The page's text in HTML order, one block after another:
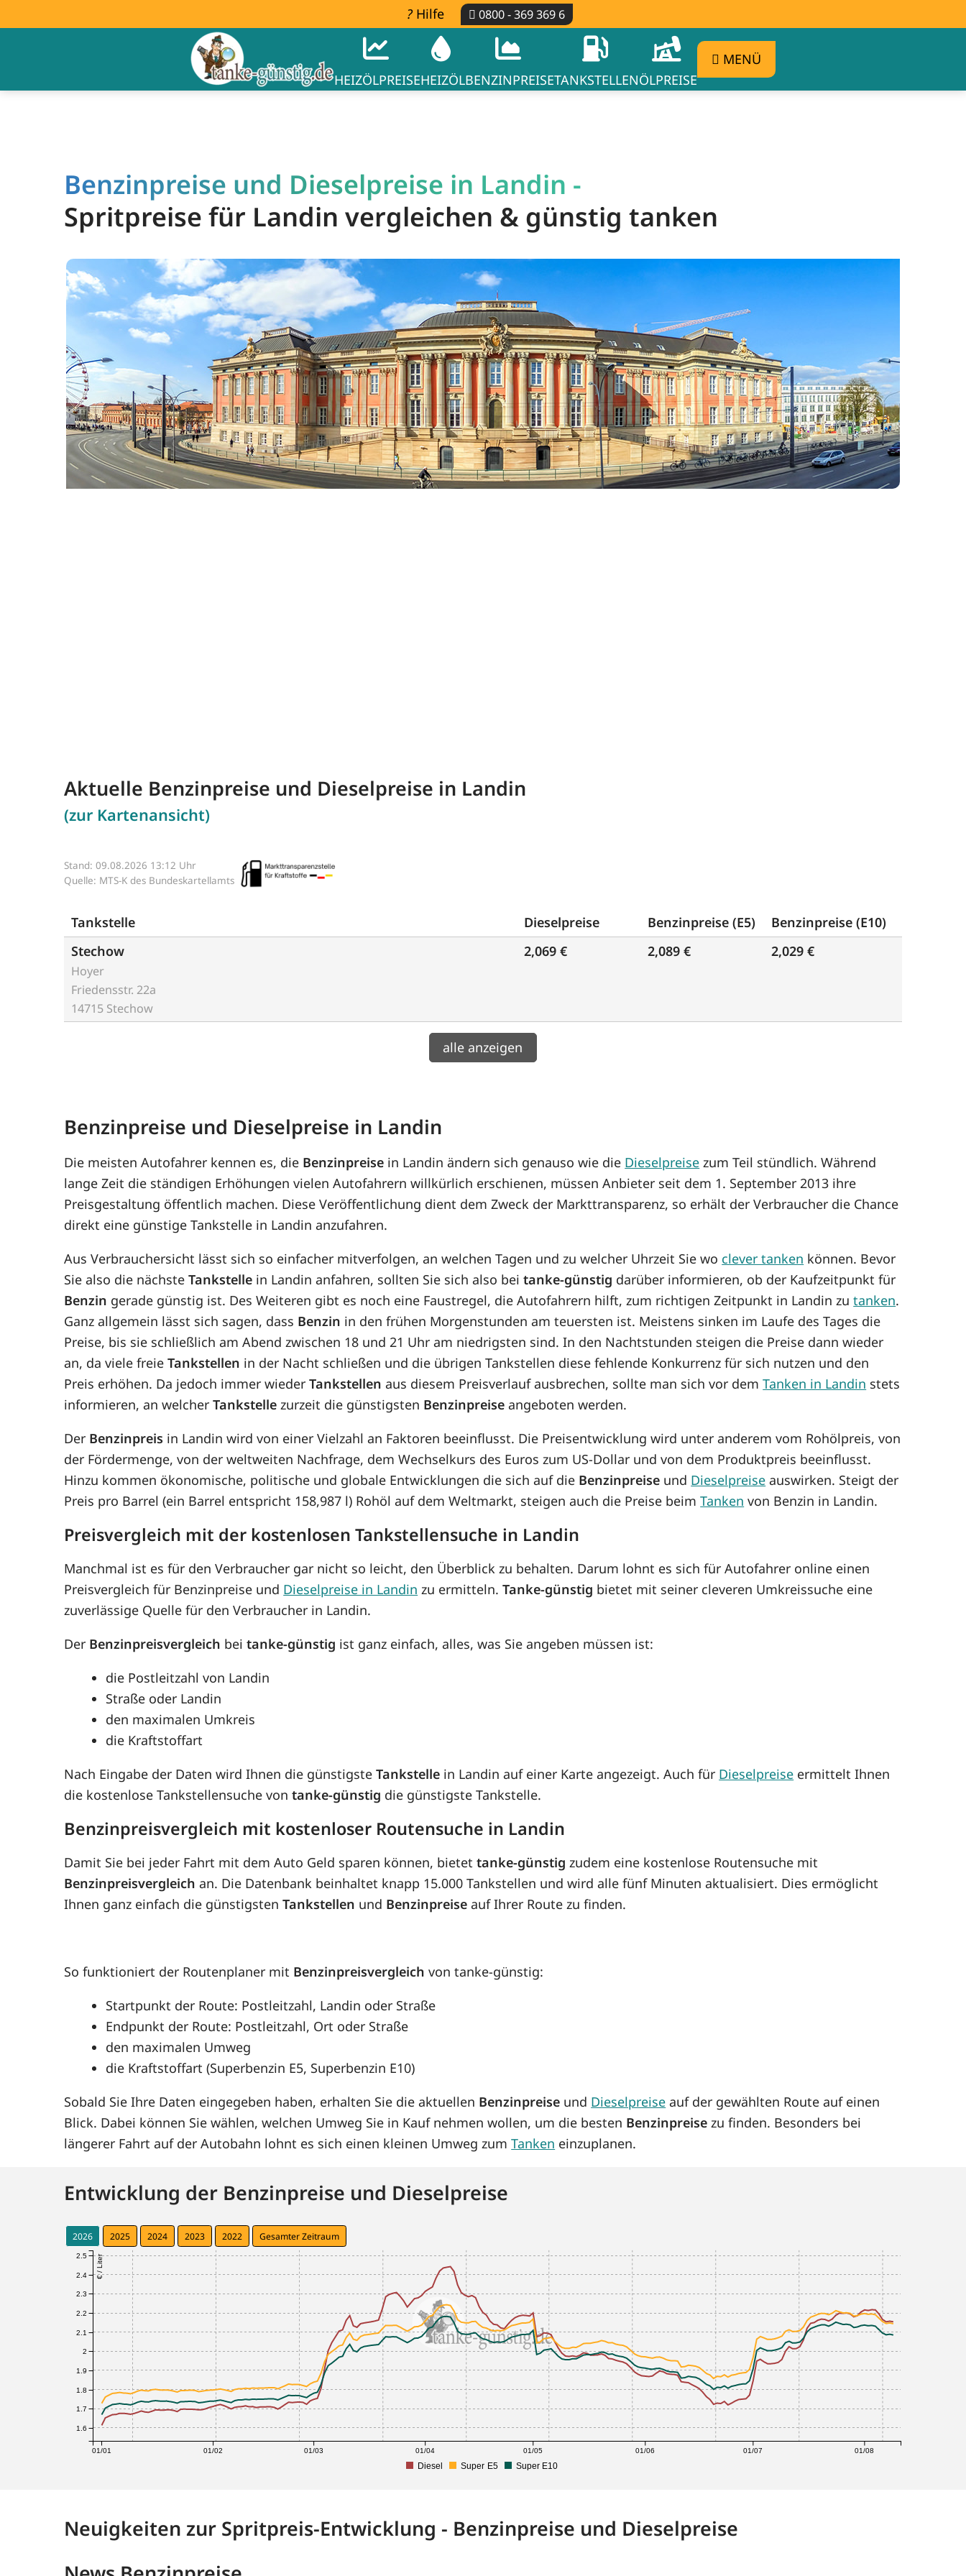
Hilfe 0800 - 369 369 6
HEIZÖLPREISEHEIZÖLBENZINPREISETANKSTELLENÖLPREISE
MENÜ
Benzinpreise und Dieselpreise in Landin -
Spritpreise für Landin vergleichen & günstig tanken
Aktuelle Benzinpreise und Dieselpreise in Landin
(zur Kartenansicht)
Stand: 09.08.2026 13:12 Uhr
Quelle: MTS-K des Bundeskartellamts
Tankstelle Dieselpreise Benzinpreise (E5)
Benzinpreise (E10)
Stechow
Hoyer
Friedensstr. 22a
14715 Stechow
2,069 € 2,089 € 2,029 €
alle anzeigen
Benzinpreise und Dieselpreise in Landin
Die meisten Autofahrer kennen es, die Benzinpreise in Landin ändern sich genauso wie die Dieselpreise zum Teil stündlich. Während
lange Zeit die ständigen Erhöhungen vielen Autofahrern willkürlich erschienen, müssen Anbieter seit dem 1. September 2013 ihre
Preisgestaltung öffentlich machen. Diese Veröffentlichung dient dem Zweck der Markttransparenz, so erhält der Verbraucher die Chance
direkt eine günstige Tankstelle in Landin anzufahren.
Aus Verbrauchersicht lässt sich so einfacher mitverfolgen, an welchen Tagen und zu welcher Uhrzeit Sie wo clever tanken können. Bevor
Sie also die nächsteTankstelle in Landin anfahren, sollten Sie sich also beitanke-günstig darüber informieren, ob der Kaufzeitpunkt für
Benzin gerade günstig ist. Des Weiteren gibt es noch eine Faustregel, die Autofahrern hilft, zum richtigen Zeitpunkt in Landin zutanken.
Ganz allgemein lässt sich sagen, dass Benzin in den frühen Morgenstunden am teuersten ist. Meistens sinken im Laufe des Tages die
Preise, bis sie schließlich am Abend zwischen 18 und 21 Uhr am niedrigsten sind. In den Nachtstunden steigen die Preise dann wieder
an, da viele freieTankstellen in der Nacht schließen und die übrigen Tankstellen diese fehlende Konkurrenz für sich nutzen und den
Preis erhöhen. Da jedoch immer wiederTankstellen aus diesem Preisverlauf ausbrechen, sollte man sich vor demTanken in Landin stets
informieren, an welcherTankstelle zurzeit die günstigsten Benzinpreise angeboten werden.
Der Benzinpreis in Landin wird von einer Vielzahl an Faktoren beeinflusst. Die Preisentwicklung wird unter anderem vom Rohölpreis, von
der Fördermenge, von der weltweiten Nachfrage, dem Wechselkurs des Euros zum US-Dollar und von dem Produktpreis beeinflusst.
Hinzu kommen ökonomische, politische und globale Entwicklungen die sich auf die Benzinpreise und Dieselpreise auswirken. Steigt der
Preis pro Barrel (ein Barrel entspricht 158,987 l) Rohöl auf dem Weltmarkt, steigen auch die Preise beimTanken von Benzin in Landin.
Preisvergleich mit der kostenlosen Tankstellensuche in Landin
Manchmal ist es für den Verbraucher gar nicht so leicht, den Überblick zu behalten. Darum lohnt es sich für Autofahrer online einen
Preisvergleich für Benzinpreise und Dieselpreise in Landin zu ermitteln.Tanke-günstig bietet mit seiner cleveren Umkreissuche eine
zuverlässige Quelle für den Verbraucher in Landin.
Der Benzinpreisvergleich beitanke-günstig ist ganz einfach, alles, was Sie angeben müssen ist:
die Postleitzahl von Landin
Straße oder Landin
den maximalen Umkreis
die Kraftstoffart
Nach Eingabe der Daten wird Ihnen die günstigsteTankstelle in Landin auf einer Karte angezeigt. Auch für Dieselpreise ermittelt Ihnen
die kostenlose Tankstellensuche vontanke-günstig die günstigste Tankstelle.
Benzinpreisvergleich mit kostenloser Routensuche in Landin
Damit Sie bei jeder Fahrt mit dem Auto Geld sparen können, bietettanke-günstig zudem eine kostenlose Routensuche mit
Benzinpreisvergleich an. Die Datenbank beinhaltet knapp 15.000 Tankstellen und wird alle fünf Minuten aktualisiert. Dies ermöglicht
Ihnen ganz einfach die günstigstenTankstellen und Benzinpreise auf Ihrer Route zu finden.
So funktioniert der Routenplaner mit Benzinpreisvergleich von tanke-günstig:
Startpunkt der Route: Postleitzahl, Landin oder Straße
Endpunkt der Route: Postleitzahl, Ort oder Straße
den maximalen Umweg
die Kraftstoffart (Superbenzin E5, Superbenzin E10)
Sobald Sie Ihre Daten eingegeben haben, erhalten Sie die aktuellen Benzinpreise und Dieselpreise auf der gewählten Route auf einen
Blick. Dabei können Sie wählen, welchen Umweg Sie in Kauf nehmen wollen, um die besten Benzinpreise zu finden. Besonders bei
längerer Fahrt auf der Autobahn lohnt es sich einen kleinen Umweg zumTanken einzuplanen.
Entwicklung der Benzinpreise und Dieselpreise
2026 2025 2024 2023 2022 Gesamter Zeitraum
01/01 01/02 01/03 01/04 01/05 01/06 01/07 01/08
€ / Liter
1.6
1.7
1.8
1.9
2
2.1
2.2
2.3
2.4
2.5
Diesel Super E5 Super E10
Neuigkeiten zur Spritpreis-Entwicklung - Benzinpreise und Dieselpreise